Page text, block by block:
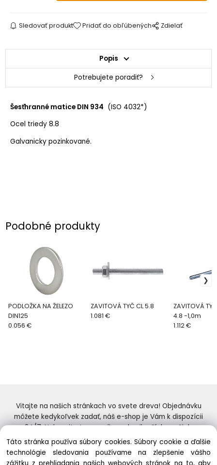
Sledovať produkt Pridať do obľúbených Zdielať
Popis
Potrebujete poradiť?
Šesťhranné matice DIN 934 (ISO 4032*)
Ocel triedy 8.8
Galvanicky pozinkované.
Podobné produkty
PODLOŽKA NA ŽELEZO
DIN125
0.056 €
ZAVITOVÁ TYČ CL 5.8
1.081 €
ZAVITOVÁ
4.8 -1,0m
1.112 €
Vitajte na našich stránkach vo svete dreva! Objednávku
môžete kedykoľvek zadať, náš e-shop je Vám k dispozícii
24/7. Nakupujte tovar online od najlepších značiek.
Skvelý výber a ceny. Tiež si nenechajte ujsť naše
prebiehajúce ponuky! Prajeme Vám príjemné nakupovanie.
Táto stránka používa súbory cookies. Súbory cookie a ďalšie
technológie sledovania používame na zlepšenie vášho